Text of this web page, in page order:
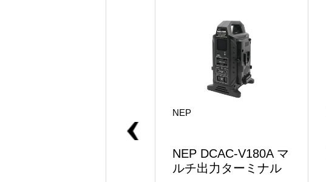
NEP
NEP DCAC-V180A マ
ルチ出力ターミナル